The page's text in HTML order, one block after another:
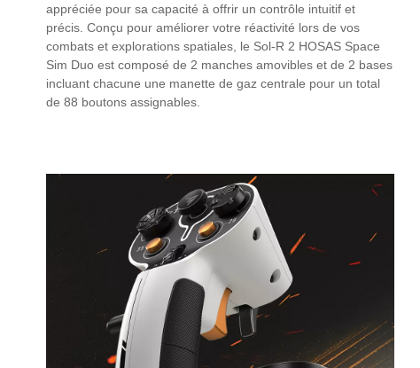
appréciée pour sa capacité à offrir un contrôle intuitif et
précis. Conçu pour améliorer votre réactivité lors de vos
combats et explorations spatiales, le Sol-R 2 HOSAS Space
Sim Duo est composé de 2 manches amovibles et de 2 bases
incluant chacune une manette de gaz centrale pour un total
de 88 boutons assignables.